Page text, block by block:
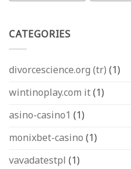
CATEGORIES
divorcescience.org (tr) (1)
wintinoplay.com it(1)
asino-casino1 (1)
monixbet-casino (1)
vavadatestpl (1)